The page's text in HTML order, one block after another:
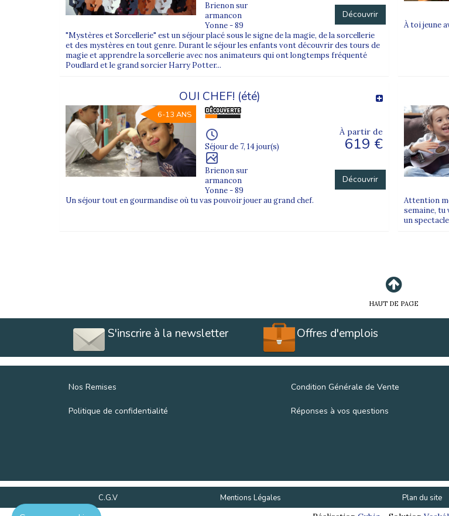
Brienon sur
armancon
Yonne - 89
Découvrir
"Mystères et Sorcellerie" est un séjour placé sous le signe de la magie, de la sorcellerie
et des mystères en tout genre. Durant le séjour les enfants vont découvrir des tours de
magie et apprendre la sorcellerie avec nos animateurs qui ont longtemps fréquenté
Poudlard et le grand sorcier Harry Potter...
À toi jeune
OUI CHEF! (été)
6-13 ANS
Séjour de 7, 14 jour(s)
Brienon sur
armancon
Yonne - 89
À partir de
619 €
Découvrir
Un séjour tout en gourmandise où tu vas pouvoir jouer au grand chef.
Attention
semaine,
un
HAUT DE PAGE
S'inscrire à la newsletter Offres d'emplois
Nos Remises
Politique de confidentialité
Condition Générale de Vente
Réponses à vos questions
C.G.V Mentions Légales Plan du site